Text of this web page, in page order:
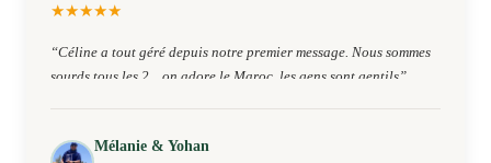
★★★★★
“Céline a tout géré depuis notre premier message. Nous sommes
sourds tous les 2 .. on adore le Maroc ,les gens sont gentils”
Mélanie & Yohan